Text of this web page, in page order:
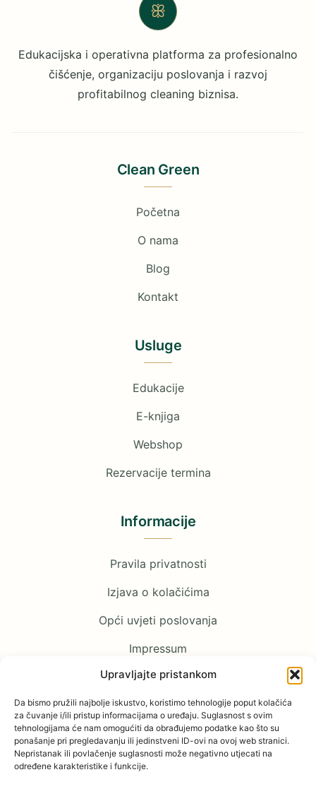
Upravljajte pristankom
Da bismo pružili najbolje iskustvo, koristimo tehnologije poput kolačića
za čuvanje i/ili pristup informacijama o uređaju. Suglasnost s ovim
tehnologijama će nam omogućiti da obrađujemo podatke kao što su
ponašanje pri pregledavanju ili jedinstveni ID-ovi na ovoj web stranici.
Nepristanak ili povlačenje suglasnosti može negativno utjecati na
određene karakteristike i funkcije.
ꕥ
Edukacijska i operativna platforma za profesionalno
čišćenje, organizaciju poslovanja i razvoj
profitabilnog cleaning biznisa.
Clean Green
Početna
O nama
Blog
Kontakt
Usluge
Edukacije
E-knjiga
Webshop
Rezervacije termina
Informacije
Pravila privatnosti
Izjava o kolačićima
Opći uvjeti poslovanja
Impressum
Pratite nas
Facebook
YouTube